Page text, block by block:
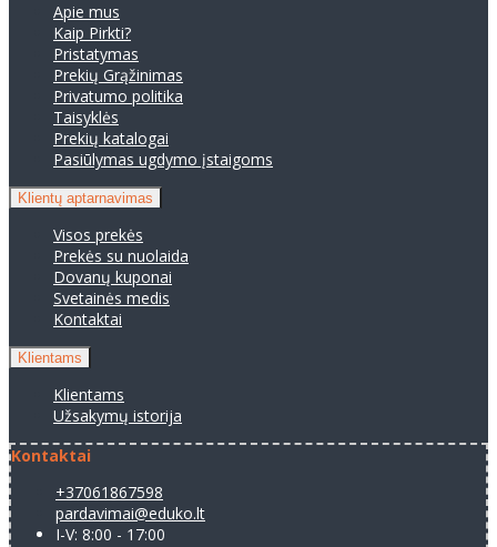
Apie mus
Kaip Pirkti?
Pristatymas
Prekių Grąžinimas
Privatumo politika
Taisyklės
Prekių katalogai
Pasiūlymas ugdymo įstaigoms
Klientų aptarnavimas
Visos prekės
Prekės su nuolaida
Dovanų kuponai
Svetainės medis
Kontaktai
Klientams
Klientams
Užsakymų istorija
Kontaktai
+37061867598
pardavimai@eduko.lt
I-V: 8:00 - 17:00